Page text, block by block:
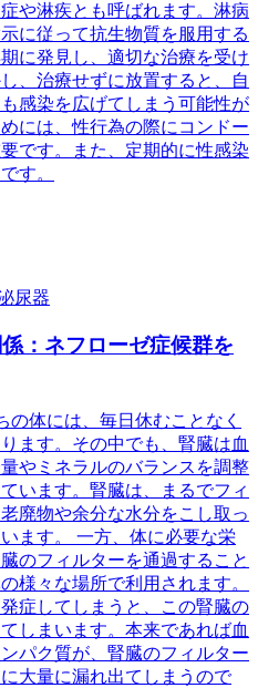
や淋疾とも呼ばれます。淋病
に従って抗生物質を服用する
に発見し、適切な治療を受け
、治療せずに放置すると、自
感染を広げてしまう可能性が
には、性行為の際にコンドー
です。また、定期的に性感染
す。
尿器
：ネフローゼ症候群を
体には、毎日休むことなく
ます。その中でも、腎臓は血
やミネラルのバランスを調整
います。腎臓は、まるでフィ
廃物や余分な水分をこし取っ
ます。 一方、体に必要な栄
のフィルターを通過すること
様々な場所で利用されます。
症してしまうと、この腎臓の
しまいます。本来であれば血
パク質が、腎臓のフィルター
大量に漏れ出てしまうので